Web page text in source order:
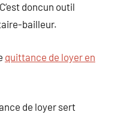
doncun outil
bailleur.
quittance de loyer en
de loyer sert